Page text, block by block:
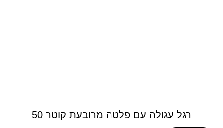
רגל עגולה עם פלטה מרובעת קוטר 50